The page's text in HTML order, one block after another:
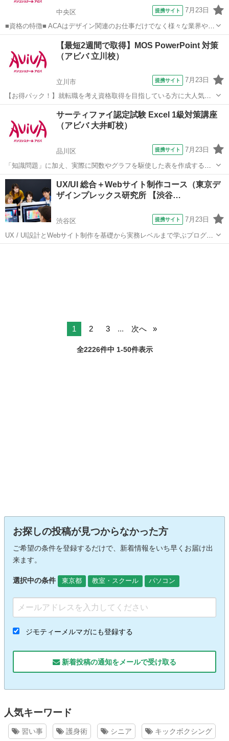
中央区 提携サイト 7月23日
■資格の特徴■ ACAはデザイン関連のお仕事だけでなく様々な業界や企
業で活用できるスキル証明になるため、 取得すると活躍の幅が広がり
ップアップしながらスキル...
ホームページ作成
【最短2週間で取得】MOS PowerPoint 対策
（アビバ 立川校）
立川市 提携サイト 7月23日
【お得パック！】就転職を考え資格取得を目指している方に大人気の
MOS PowerPointを短期集中で目指す検定対策の講座です。新規お問い
合わせ頂いた方限定でリーズナブルな受講料で学べる人気講座です！
パワーポイント
サーティファイ認定試験 Excel 1級対策講座
（アビバ 大井町校）
品川区 提携サイト 7月23日
「知識問題」に加え、実際に関数やグラフを駆使した表を作成する
「実技問題」を解くことで、実践的な能力を証明できる資格制度の、1
級対策講座です。 アビバのパソコン講座は全て、受講内容・ソフト・
学習の進め方などが自由に選び、組み...
東京 品川区 エクセル
UX/UI 総合＋Webサイト制作コース（東京デ
ザインプレックス研究所 【渋谷…
渋谷区 提携サイト 7月23日
UX / UI設計とWebサイト制作を基礎から実務レベルまで学ぶプログラ
ムです。授業では国内最先端のUX / UI設計スキル（調査・要件定義・
1 2 3 ... 次へ
全2226件中 1-50件表示
お探しの投稿が見つからなかった方
ご希望の条件を登録するだけで、新着情報をいち早くお届け出
来ます。
選択中の条件 東京都 教室・スクール パソコン
ジモティーメルマガにも登録する
新着投稿の通知をメールで受け取る
人気キーワード
習い事 護身術 シニア キックボクシング